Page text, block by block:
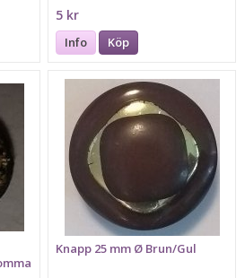
5 kr
Info Köp
Knapp 25 mm Ø Brun/Gul